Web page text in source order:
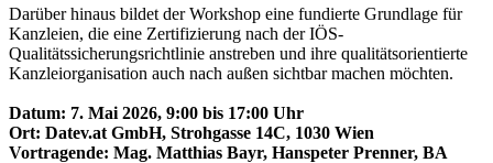
Darüber hinaus bildet der Workshop eine fundierte Grundlage für
Kanzleien, die eine Zertifizierung nach der IÖS-
Qualitätssicherungsrichtlinie anstreben und ihre qualitätsorientierte
Kanzleiorganisation auch nach außen sichtbar machen möchten.
Datum: 7. Mai 2026, 9:00 bis 17:00 Uhr
Ort: Datev.at GmbH, Strohgasse 14C, 1030 Wien
Vortragende: Mag. Matthias Bayr, Hanspeter Prenner, BA